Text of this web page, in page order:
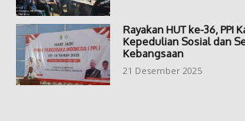
Rayakan HUT ke-36, PPI
Kepedulian Sosial dan
Kebangsaan
21 Desember 2025